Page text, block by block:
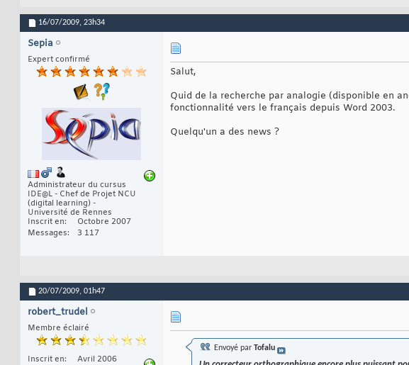
16/07/2009, 23h34
Sepia
Expert confirmé
Administrateur du cursus
IDE@L - Chef de Projet NCU
(digital learning) -
Université de Rennes
Inscrit en
Octobre 2007
Messages
3 117
Salut,
Quid de la recherche par analogie (disponible en
fonctionnalité vers le français depuis Word 2003.
Quelqu'un a des news ?
20/07/2009, 01h47
robert_trudel
Membre éclairé
Inscrit en
Avril 2006
Envoyé par Tofalu